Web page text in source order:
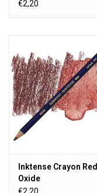
€2,20
Inktense Crayon Red
Oxide